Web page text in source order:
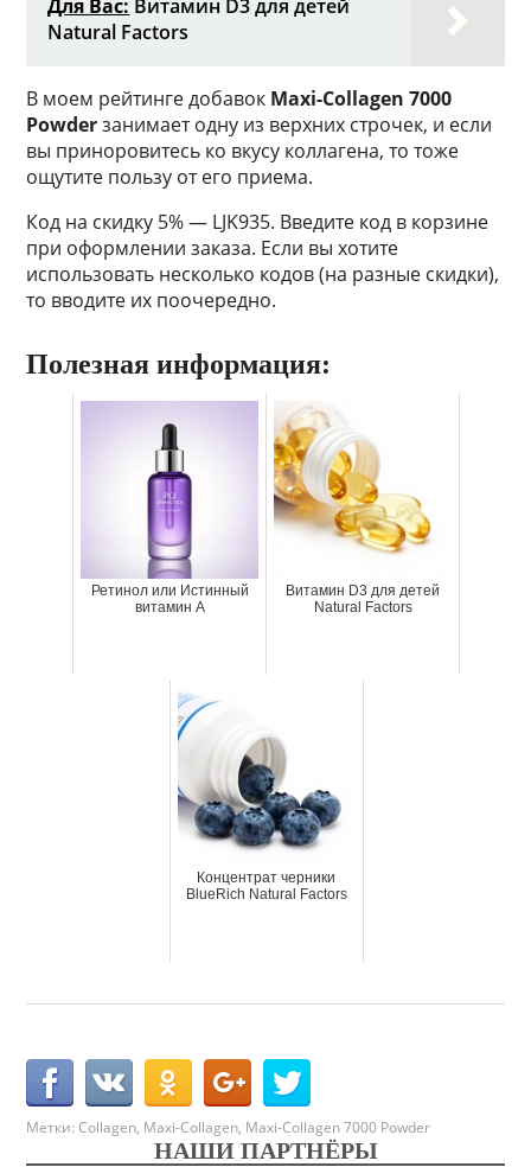
Для Вас: Витамин D3 для детей
Natural Factors
В моем рейтинге добавок Maxi-Collagen 7000
Powderзанимает одну из верхних строчек, и если
вы приноровитесь ко вкусу коллагена, то тоже
ощутите пользу от его приема.
Код на скидку 5% — LJK935. Введите код в корзине
при оформлении заказа. Если вы хотите
использовать несколько кодов (на разные скидки),
то вводите их поочередно.
Полезная информация:
Ретинол или Истинный
витамин А
Витамин D3 для детей
Natural Factors
Концентрат черники
BlueRich Natural Factors
Метки:Collagen, Maxi-Collagen, Maxi-Collagen 7000 Powder
НАШИ ПАРТНЁРЫ